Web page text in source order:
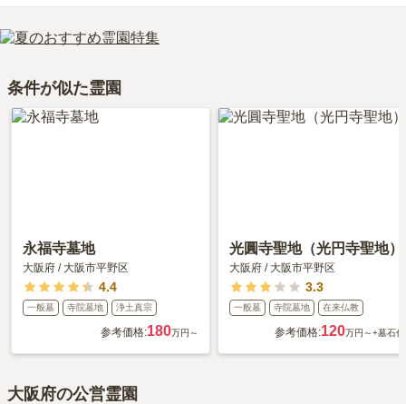
きる場所を選ぶことです。
車の場合、阪神高速14号松原線「喜連瓜破インター」から車で約4
分です。
詳しいルートや地図は、本ページの「地図・交通アクセス」欄をご
当サイトに寄せられた総合評価は、4.1点です。特に設備・環境、
管理状況、周辺施設が高く評価されています。
できるようなお店が並んでおり、購入しようと思えば、ほぼ何でも
そろっているように思っている。」といったお声をいただいており
ます。
条件が似た霊園
永福寺墓地
大阪府 / 大阪市平野区
4.4
一般墓 寺院墓地 浄土真宗
参考価格:180万円～
光圓寺聖地（光円寺聖地）
大阪府 / 大阪市平野区
3.3
一般墓 寺院墓地 在来仏教
参考価格:120万円～+墓石代
大阪府の公営霊園